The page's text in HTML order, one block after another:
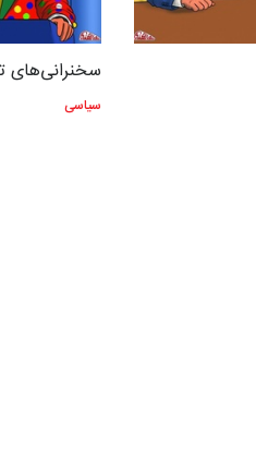
سخنرانی‌های
سیاسی